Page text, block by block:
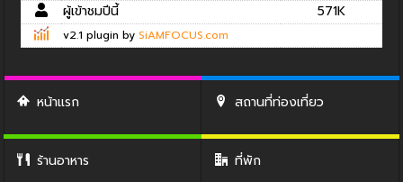
ผู้เข้าชมปีนี้
571K
v2.1 plugin by SiAMFOCUS.com
หน้าแรก สถานที่ท่องเที่ยว
ร้านอาหาร ที่พัก